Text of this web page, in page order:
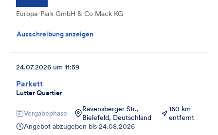
Europa-Park GmbH & Co Mack KG
Ausschreibung anzeigen
Parkett
Lutter Quartier
24.07.2026 um 11:59
Vergabephase
Ravensberger Str.,
Bielefeld, Deutschland
160 km
entfernt
Angebot abzugeben bis 24.08.2026